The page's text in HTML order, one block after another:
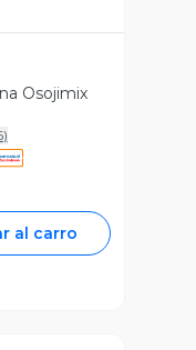
Osojimix
)
al carro